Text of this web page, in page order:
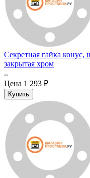
Секретная гайка
закрытая хром
..
Цена 1 293 ₽